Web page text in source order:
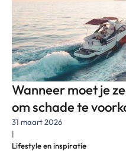
Wanneer moet je
om schade te
31 maart 2026
|
Lifestyle en inspiratie